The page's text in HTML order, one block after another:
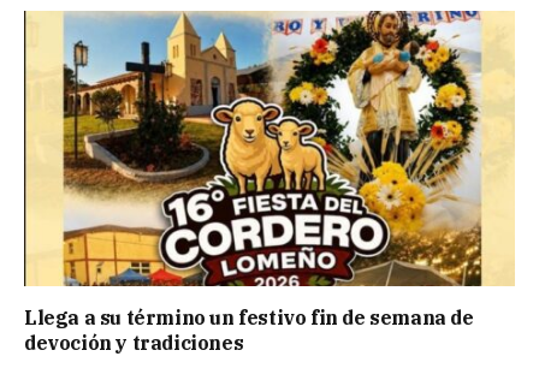
Llega a su término un festivo fin de semana de
devoción y tradiciones